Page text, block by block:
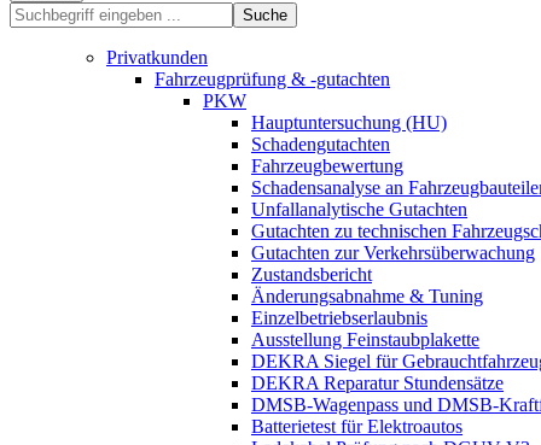
Suche
Privatkunden
Fahrzeugprüfung & -gutachten
PKW
Hauptuntersuchung (HU)
Schadengutachten
Fahrzeugbewertung
Schadensanalyse an
Unfallanalytische Gutachten
Gutachten zu technischen
Gutachten zur Verkehrsüberwachung
Zustandsbericht
Änderungsabnahme & Tuning
Einzelbetriebserlaubnis
Ausstellung Feinstaubplakette
DEKRA Siegel für
DEKRA Reparatur Stundensätze
DMSB-Wagenpass und DMSB-
Batterietest für Elektroautos